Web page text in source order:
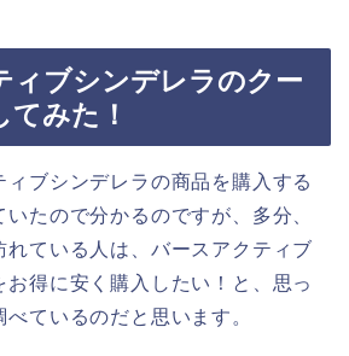
ィブシンデレラのクー
みた！
ブシンデレラの商品を購入する
たので分かるのですが、多分、
れている人は、バースアクティブ
お得に安く購入したい！と、思っ
ているのだと思います。